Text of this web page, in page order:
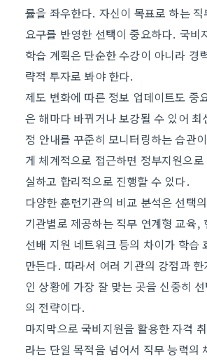
률을 좌우한다. 자신이 목표로 하는
요구를 반영한 선택이 중요하다. 국비
학습 계획은 단순한 수강이 아니라 경
략적 투자로 봐야 한다.
제도 변화에 따른 정보 업데이트도 중
은 해마다 바뀌거나 보강될 수 있어 최
정 안내를 꾸준히 모니터링하는 습관
게 체계적으로 접근하면 정부지원으
실하고 합리적으로 진행할 수 있다.
다양한 훈련기관의 비교 분석은 선택
기관별로 제공하는 직무 연계형 교육,
선배 지원 네트워크 등의 차이가 학습
만든다. 따라서 여러 기관의 강점과
인 상황에 가장 잘 맞는 곳을 신중히
의 전략이다.
마지막으로 국비지원을 활용한 자격
라는 단일 목적을 넘어서 직무 능력의